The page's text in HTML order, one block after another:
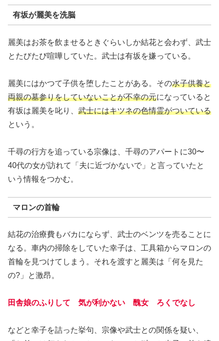
有坂が麗美を洗脳
麗美はお茶を飲ませるときぐらいしか結花と会わず、武士
とたびたび喧嘩していた。武士は有坂を嫌っている。
麗美にはかつて子供を堕したことがある。その水子供養と
両親の墓参りをしていないことが不幸の元になっていると
有坂は麗美を叱り、 武士にはキツネの色情霊がついている
という。
千尋の行方を追っている宗像は、千尋のアパートに30〜
40代の女が訪れて「夫に近づかないで」と言っていたと
いう情報をつかむ。
マロンの首輪
結花の治療費もバカにならず、武士のベンツを売ることに
なる。車内の掃除をしていた幸子は、工具箱からマロンの
首輪を見つけてしまう。それを渡すと麗美は「何を見た
の?」と激昂。
田舎娘のふりして 気が利かない 醜女 ろくでなし
などと幸子を詰った挙句、宗像や武士との関係を疑い、